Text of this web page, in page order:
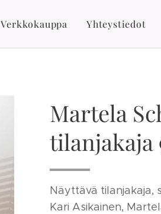
Verkkokauppa Yhteystiedot
Martela
tilanjakaja
Näyttävä tilanjakaja,
Kari Asikainen,